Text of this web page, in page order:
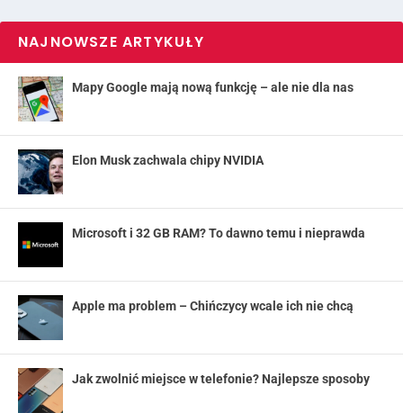
NAJNOWSZE ARTYKUŁY
Mapy Google mają nową funkcję – ale nie dla nas
Elon Musk zachwala chipy NVIDIA
Microsoft i 32 GB RAM? To dawno temu i nieprawda
Apple ma problem – Chińczycy wcale ich nie chcą
Jak zwolnić miejsce w telefonie? Najlepsze sposoby